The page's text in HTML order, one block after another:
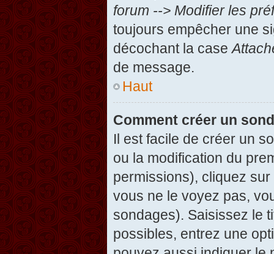
forum --> Modifier les
toujours empêcher une
décochant la case
de message.
Haut
Comment créer un
Il est facile de créer un
ou la modification du
permissions), cliquez sur
vous ne le voyez pas,
sondages). Saisissez le
possibles, entrez une